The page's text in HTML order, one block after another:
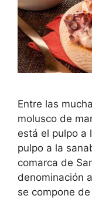
Entre las
molusco de
está el pulpo a
pulpo a la
comarca de
denominación
se compone